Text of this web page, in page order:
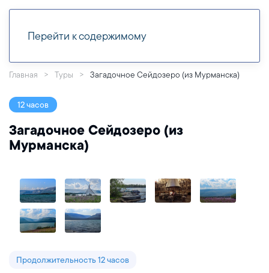
Перейти к содержимому
Главная Туры Загадочное Сейдозеро (из Мурманска)
12 часов
Загадочное Сейдозеро (из
Мурманска)
Продолжительность 12 часов